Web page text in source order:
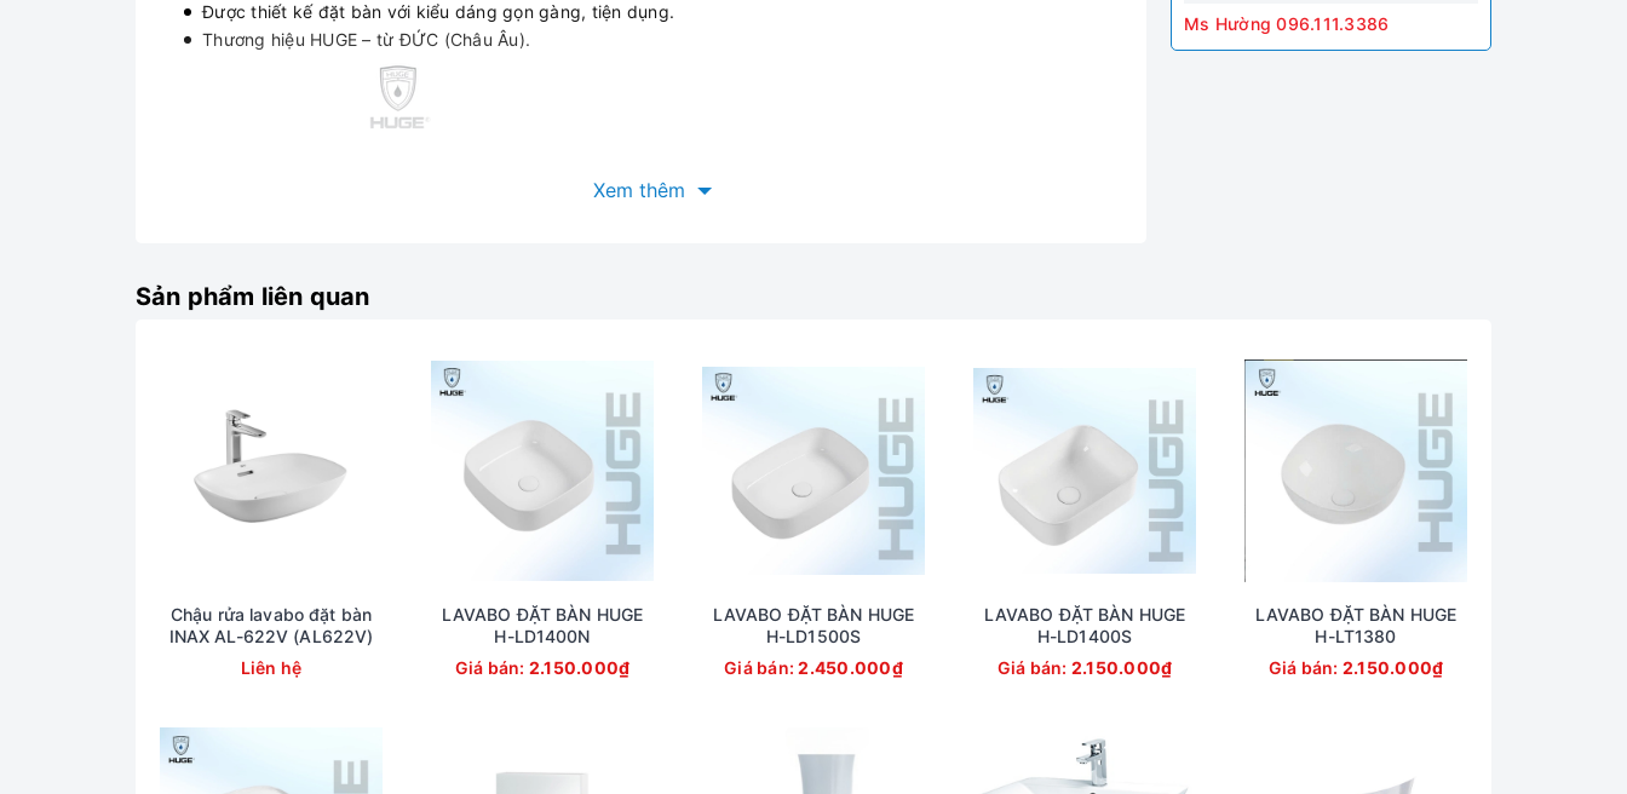
Được thiết kế đặt bàn với kiểu dáng gọn gàng, tiện dụng.
Thương hiệu HUGE – từ ĐỨC (Châu Âu).
CHẬU LAVABO ĐẶT BÀN HUGE (H-LD2400)
Xem thêm
Ms Hường 096.111.3386
Sản phẩm liên quan
Chậu rửa lavabo đặt bàn
INAX AL-622V (AL622V)
Liên hệ
LAVABO ĐẶT BÀN HUGE
H-LD1400N
Giá bán: 2.150.000₫
LAVABO ĐẶT BÀN HUGE
H-LD1500S
Giá bán:2.450.000₫
LAVABO ĐẶT BÀN HUGE
H-LD1400S
Giá bán: 2.150.000₫
LAVABO ĐẶT BÀN HUGE
H-LT1380
Giá bán: 2.150.000₫